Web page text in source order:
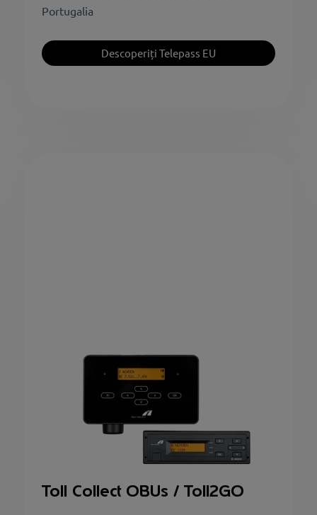
Portugalia
Descoperiți Telepass EU
Toll Collect OBUs / Toll2GO